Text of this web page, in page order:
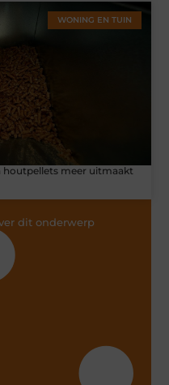
WONING EN TUIN
meer uitmaakt
dit onderwerp